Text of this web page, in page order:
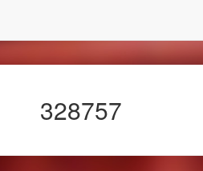
328757